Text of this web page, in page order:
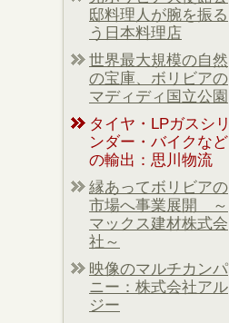
邸料理人が腕を振る
う日本料理店
世界最大規模の自然
の宝庫、ボリビアの
マディディ国立公園
タイヤ・LPガスシリ
ンダー・バイクなど
の輸出：思川物流
縁あってボリビアの
市場へ事業展開 ～
マックス建材株式会
社～
映像のマルチカンパ
ニー：株式会社アル
ジー